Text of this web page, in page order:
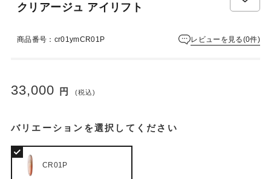
クリアージュ アイリフト
商品番号：cr01ymCR01P レビューを見る(0件)
33,000 円 (税込)
バリエーションを選択してください
CR01P